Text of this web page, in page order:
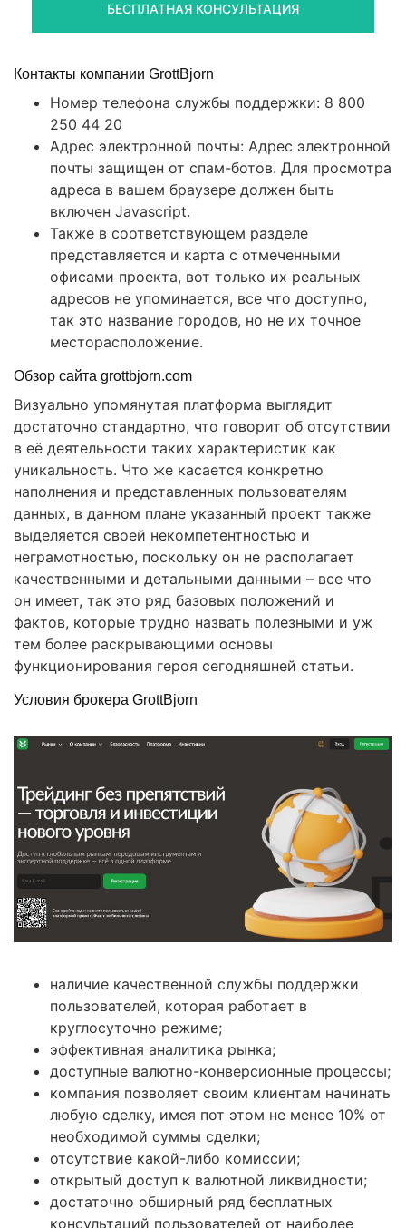
БЕСПЛАТНАЯ КОНСУЛЬТАЦИЯ
Контакты компании GrottBjorn
Номер телефона службы поддержки: 8 800
250 44 20
Адрес электронной почты: Адрес электронной
почты защищен от спам-ботов. Для просмотра
адреса в вашем браузере должен быть
включен Javascript.
Также в соответствующем разделе
представляется и карта с отмеченными
офисами проекта, вот только их реальных
адресов не упоминается, все что доступно,
так это название городов, но не их точное
месторасположение.
Обзор сайта grottbjorn.com
Визуально упомянутая платформа выглядит
достаточно стандартно, что говорит об отсутствии
в её деятельности таких характеристик как
уникальность. Что же касается конкретно
наполнения и представленных пользователям
данных, в данном плане указанный проект также
выделяется своей некомпетентностью и
неграмотностью, поскольку он не располагает
качественными и детальными данными – все что
он имеет, так это ряд базовых положений и
фактов, которые трудно назвать полезными и уж
тем более раскрывающими основы
функционирования героя сегодняшней статьи.
Условия брокера GrottBjorn
наличие качественной службы поддержки
пользователей, которая работает в
круглосуточно режиме;
эффективная аналитика рынка;
доступные валютно-конверсионные процессы;
компания позволяет своим клиентам начинать
любую сделку, имея пот этом не менее 10% от
необходимой суммы сделки;
отсутствие какой-либо комиссии;
открытый доступ к валютной ликвидности;
достаточно обширный ряд бесплатных
консультаций пользователей от наиболее